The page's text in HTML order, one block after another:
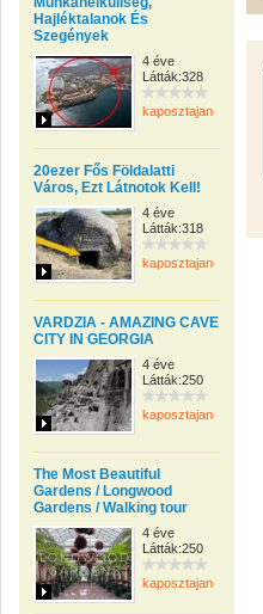
Hajléktalanok És
Szegények
4 éve
Látták:328
kaposztajanos
20ezer Fős Földalatti
Város, Ezt Látnotok Kell!
4 éve
Látták:318
kaposztajanos
VARDZIA - AMAZING CAVE
CITY IN GEORGIA
4 éve
Látták:250
kaposztajanos
The Most Beautiful
Gardens / Longwood
Gardens / Walking tour
4 éve
Látták:250
kaposztajanos